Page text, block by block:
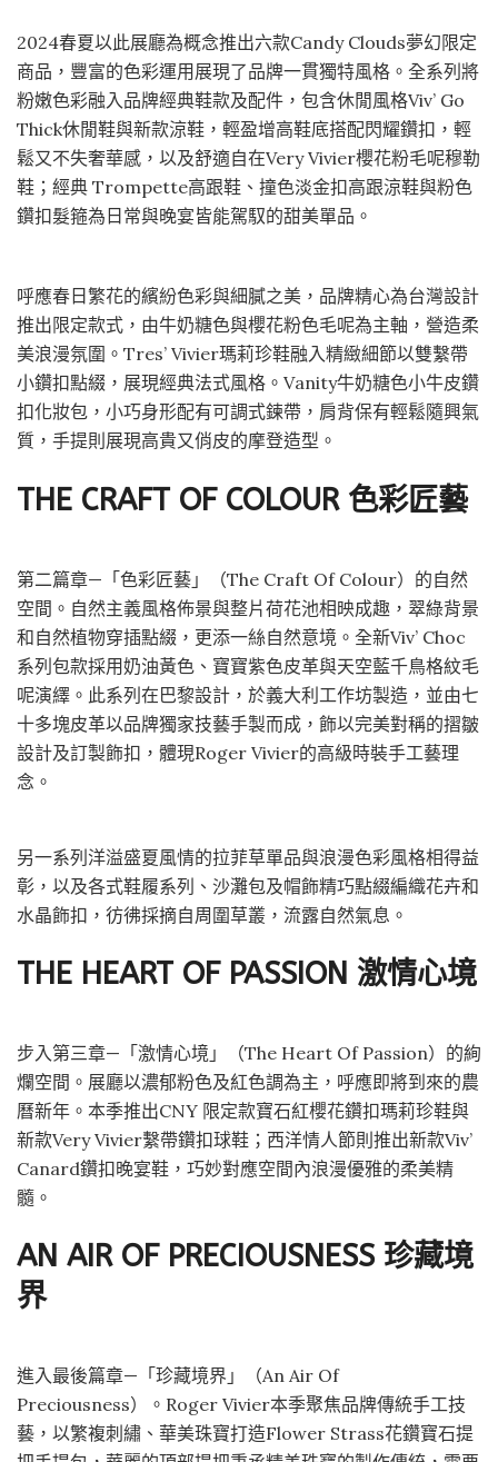
2024春夏以此展廳為概念推出六款Candy Clouds夢幻限定
商品，豐富的色彩運用展現了品牌一貫獨特風格。全系列將
粉嫩色彩融入品牌經典鞋款及配件，包含休閒風格Viv’ Go
Thick休閒鞋與新款涼鞋，輕盈增高鞋底搭配閃耀鑽扣，輕
鬆又不失奢華感，以及舒適自在Very Vivier櫻花粉毛呢穆勒
鞋；經典 Trompette高跟鞋、撞色淡金扣高跟涼鞋與粉色
鑽扣髮箍為日常與晚宴皆能駕馭的甜美單品。
呼應春日繁花的繽紛色彩與細膩之美，品牌精心為台灣設計
推出限定款式，由牛奶糖色與櫻花粉色毛呢為主軸，營造柔
美浪漫氛圍。Tres’ Vivier瑪莉珍鞋融入精緻細節以雙繫帶
小鑽扣點綴，展現經典法式風格。Vanity牛奶糖色小牛皮鑽
扣化妝包，小巧身形配有可調式鍊帶，肩背保有輕鬆隨興氣
質，手提則展現高貴又俏皮的摩登造型。
THE CRAFT OF COLOUR 色彩匠藝
第二篇章—「色彩匠藝」（The Craft Of Colour）的自然
空間。自然主義風格佈景與整片荷花池相映成趣，翠綠背景
和自然植物穿插點綴，更添一絲自然意境。全新Viv’ Choc
系列包款採用奶油黃色、寶寶紫色皮革與天空藍千鳥格紋毛
呢演繹。此系列在巴黎設計，於義大利工作坊製造，並由七
十多塊皮革以品牌獨家技藝手製而成，飾以完美對稱的摺皺
設計及訂製飾扣，體現Roger Vivier的高級時裝手工藝理
念。
另一系列洋溢盛夏風情的拉菲草單品與浪漫色彩風格相得益
彰，以及各式鞋履系列、沙灘包及帽飾精巧點綴編織花卉和
水晶飾扣，彷彿採摘自周圍草叢，流露自然氣息。
THE HEART OF PASSION 激情心境
步入第三章—「激情心境」（The Heart Of Passion）的絢
爛空間。展廳以濃郁粉色及紅色調為主，呼應即將到來的農
曆新年。本季推出CNY 限定款寶石紅櫻花鑽扣瑪莉珍鞋與
新款Very Vivier繫帶鑽扣球鞋；西洋情人節則推出新款Viv’
Canard鑽扣晚宴鞋，巧妙對應空間內浪漫優雅的柔美精
髓。
AN AIR OF PRECIOUSNESS 珍藏境
界
進入最後篇章—「珍藏境界」（An Air Of
Preciousness）。Roger Vivier本季聚焦品牌傳統手工技
藝，以繁複刺繡、華美珠寶打造Flower Strass花鑽寶石提